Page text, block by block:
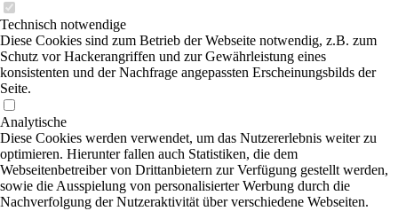
Technisch notwendige
Diese Cookies sind zum Betrieb der Webseite notwendig, z.B. zum
Schutz vor Hackerangriffen und zur Gewährleistung eines
konsistenten und der Nachfrage angepassten Erscheinungsbilds der
Seite.
Analytische
Diese Cookies werden verwendet, um das Nutzererlebnis weiter zu
optimieren. Hierunter fallen auch Statistiken, die dem
Webseitenbetreiber von Drittanbietern zur Verfügung gestellt werden,
sowie die Ausspielung von personalisierter Werbung durch die
Nachverfolgung der Nutzeraktivität über verschiedene Webseiten.